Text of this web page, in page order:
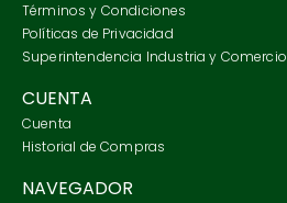
Términos y Condiciones
Políticas de Privacidad
Superintendencia Industria y Comercio
CUENTA
Cuenta
Historial de Compras
NAVEGADOR